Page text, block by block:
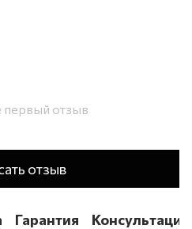
первый отзыв
отзыв
Гарантия Консультация